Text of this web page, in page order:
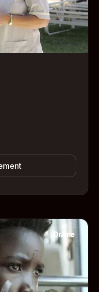
Drame